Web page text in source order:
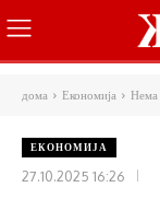
дома Економија Нема
ЕКОНОМИЈА
27.10.2025 16:26